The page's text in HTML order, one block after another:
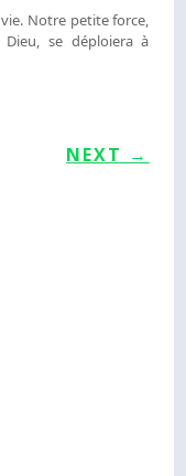
Notre petite force,
se déploiera à
NEXT →